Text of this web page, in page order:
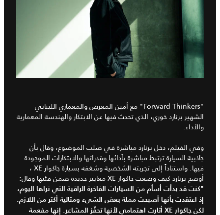
"
Forward Thinkers" مع أمين المعرض والمعماري اللبناني
الشهير برنارد خوري، الذي تحدث فيها عن الابتكار والهندسة المعمارية
والأداء.
وفي الفيلم، دخل برنارد مباشرة في صلب الموضوع، وقال بأن
جاذبية السيارة ترتبط مباشرة بأدائها وقدراتها والابتكارات الموجودة
فيها. واستناداً إلى تجربته الشخصية وشغفه بسيارة جاكوار XE ،
أوضح برنارد كيف وضعت جاكوار XE معايير جديدة ضمن فئتها وقال:
"كنت قد بدأت أسأم من السيارات الفاخرة الراقية التي نراها اليوم،
إذ اعتقدت بأنها أصبحت مملة بعض الشيء ومثالية أكثر من اللازم.
لكن جاكوار
XE أثارت اهتمامي لأنها تحفّز المشاعر. إنها مفعمة